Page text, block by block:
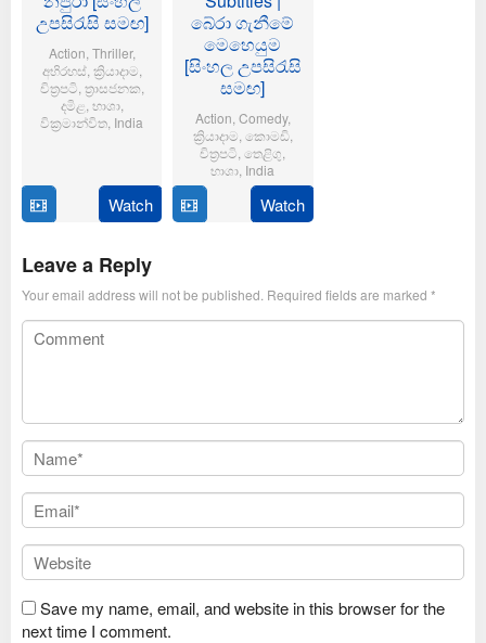
උපසිරැසි සමඟ]
Action Thriller,
අභිරහස්, ක්‍රියාදාම
චිත්‍රපටි ත්‍රාසජනක
දමිළ භාශා,
වික්‍රමාන්විත India
Feb
2025
Thirumeni
Watch
බේරා ගැනීමේ
මෙහෙයුම
[සිංහල උපසිරැසි
සමඟ]
Action Comedy,
ක්‍රියාදාම කොමඩි,
චිත්‍රපටි ,තෙළිගු
භාශා India
Jan
Anil
Ravipudi
Watch
Leave a Reply
Your email address will not be published. Required fields are marked *
Save my name, email, and website in this browser for the
next time I comment.